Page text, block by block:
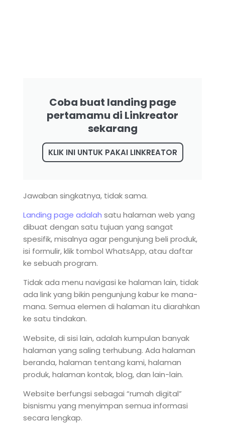
Coba buat landing page
pertamamu di Linkreator
sekarang
KLIK INI UNTUK PAKAI LINKREATOR
Jawaban singkatnya, tidak sama.
Landing page adalah satu halaman web yang
dibuat dengan satu tujuan yang sangat
spesifik, misalnya agar pengunjung beli produk,
isi formulir, klik tombol WhatsApp, atau daftar
ke sebuah program.
Tidak ada menu navigasi ke halaman lain, tidak
ada link yang bikin pengunjung kabur ke mana-
mana. Semua elemen di halaman itu diarahkan
ke satu tindakan.
Website, di sisi lain, adalah kumpulan banyak
halaman yang saling terhubung. Ada halaman
beranda, halaman tentang kami, halaman
produk, halaman kontak, blog, dan lain-lain.
Website berfungsi sebagai “rumah digital”
bisnismu yang menyimpan semua informasi
secara lengkap.